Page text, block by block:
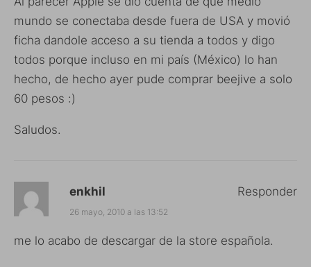
mundo se conectaba desde fuera de USA y movió
ficha dandole acceso a su tienda a todos y digo
todos porque incluso en mi país (México) lo han
hecho, de hecho ayer pude comprar beejive a solo
60 pesos :)
Saludos.
enkhil
26 mayo, 2010 a las 13:52
me lo acabo de descargar de la store española.
Responder